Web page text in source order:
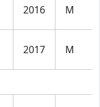
2016 M
2017 M